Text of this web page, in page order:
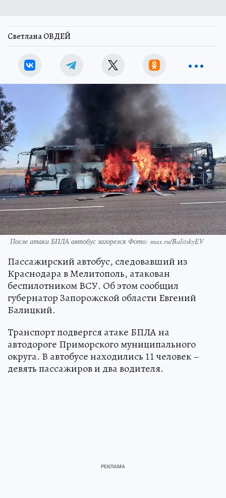
Светлана ОВДЕЙ
После атаки БПЛА автобус загорелся Фото: max.ru/BalitskyEV
Пассажирский автобус, следовавший из
Краснодара в Мелитополь, атакован
беспилотником ВСУ. Об этом сообщил
губернатор Запорожской области Евгений
Балицкий.
Транспорт подвергся атаке БПЛА на
автодороге Приморского муниципального
округа. В автобусе находились 11 человек –
девять пассажиров и два водителя.